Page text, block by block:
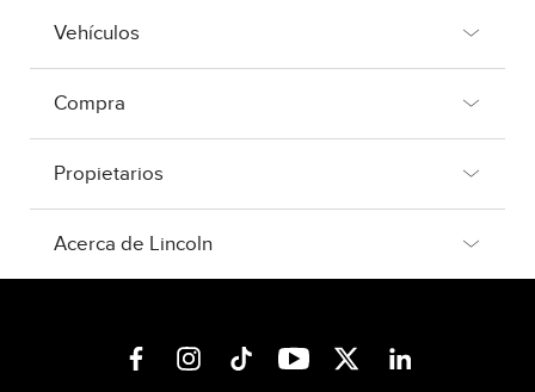
Vehículos
Compra
Propietarios
Acerca de Lincoln